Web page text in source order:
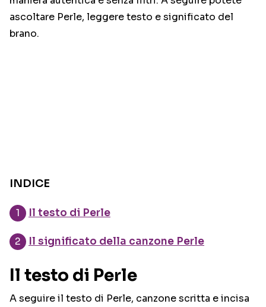
ascoltare Perle, leggere testo e significato del
brano.
INDICE
Il testo di Perle
Il significato della canzone Perle
Il testo di Perle
A seguire il testo di Perle, canzone scritta e incisa